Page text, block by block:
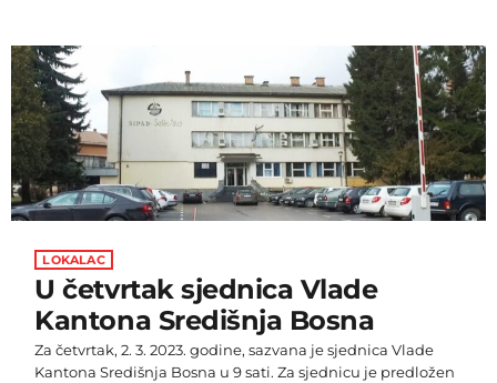
je trebala biti dovršena 2021., no izgradnja je u travnju
2020. godine bila obustavljena zbog poteškoća
uzrokovanih pandemijom covida-19. […]
LOKALAC
U četvrtak sjednica Vlade
Kantona Središnja Bosna
Za četvrtak, 2. 3. 2023. godine, sazvana je sjednica Vlade
Kantona Središnja Bosna u 9 sati. Za sjednicu je predložen